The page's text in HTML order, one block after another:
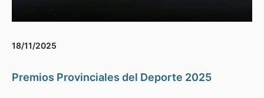
18/11/2025
Premios Provinciales del Deporte 2025